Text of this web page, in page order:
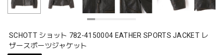
SCHOTT ショット 782-4150004 EATHER SPORTS JACKET レ
ザースポーツジャケット